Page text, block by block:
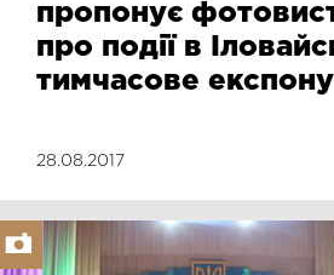
пропонує
про події в
тимчасове
28.08.2017